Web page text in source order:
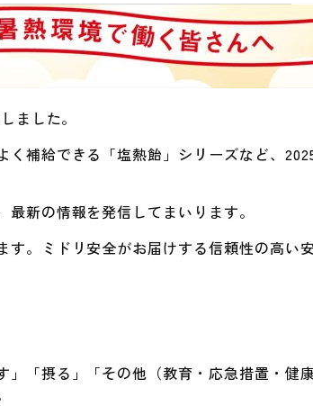
ました。
補給できる「塩熱飴」シリーズなど、
新の情報を発信してまいります。
。ミドリ安全がお届けする信頼性の高い
「摂る」「その他（教育・応急措置・健